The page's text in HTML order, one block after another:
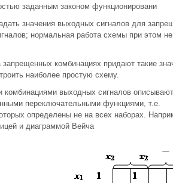
заданным законом функционировани
значения выходных сигналов для
нормальная работа схемы при этом не
комбинациях придают такие
наиболее простую схему.
выходных сигналов
переключательными функциями, т.е.
определены не на всех наборах.
и диаграммой Вейча